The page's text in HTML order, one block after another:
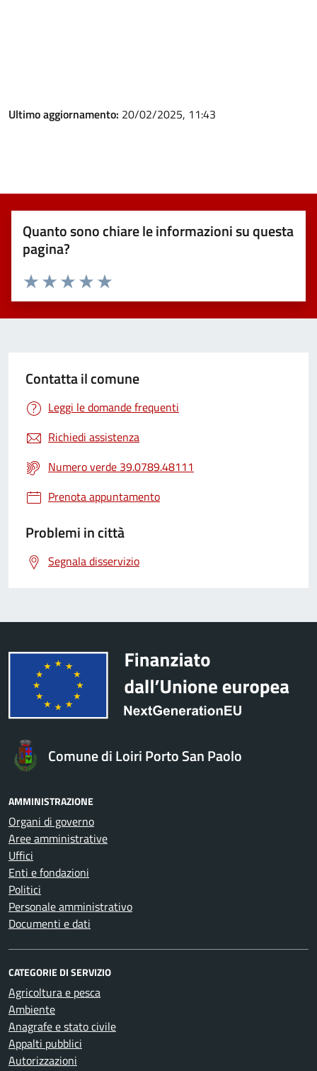
Ultimo aggiornamento: 20/02/2025, 11:43
Quanto sono chiare le informazioni su questa
pagina?
Valuta 5 stelle su 5
Valuta 4 stelle su 5
Valuta 3 stelle su 5
Valuta 2 stelle su 5
Valuta 1 stelle su 5
Contatta il comune
Leggi le domande frequenti
Richiedi assistenza
Numero verde 39.0789.48111
Prenota appuntamento
Problemi in città
Segnala disservizio
Comune di Loiri Porto San Paolo
AMMINISTRAZIONE
Organi di governo
Aree amministrative
Uffici
Enti e fondazioni
Politici
Personale amministrativo
Documenti e dati
CATEGORIE DI SERVIZIO
Agricoltura e pesca
Ambiente
Anagrafe e stato civile
Appalti pubblici
Autorizzazioni